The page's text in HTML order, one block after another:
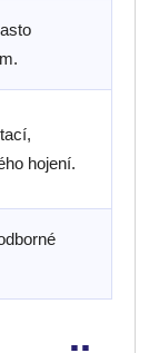
hojení.